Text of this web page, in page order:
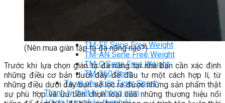
TM-FF Serie Free Weight
TM-AN Serie Free Weight
TM-C Serie Free Weight
TM-360 Serie
Tạ và phụ kiện Tiger Sport
Thanh lý thiết bị phòng gym
(Nên mua giàn tập tạ đa năng nào?)
Trước khi lựa chọn giàn tạ đa năng tại nhà bạn cần xác định
những điều cơ bản dưới đây để đầu tư một cách hợp lí, từ
những điều dưới đây bạn sẽ lọc ra được những sản phẩm thật
sự phù hợp và ưu tiên chọn loại của những thương hiệu nổi